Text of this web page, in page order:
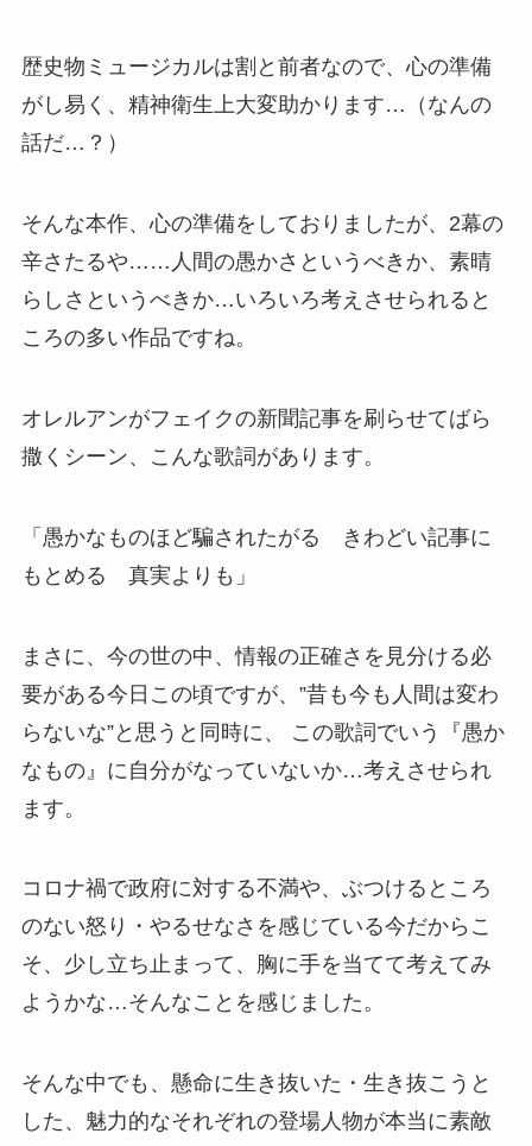
歴史物ミュージカルは割と前者なので、心の準備
がし易く、精神衛生上大変助かります…（なんの
話だ…？）
そんな本作、心の準備をしておりましたが、2幕の
辛さたるや……人間の愚かさというべきか、素晴
らしさというべきか…いろいろ考えさせられると
ころの多い作品ですね。
オレルアンがフェイクの新聞記事を刷らせてばら
撒くシーン、こんな歌詞があります。
「愚かなものほど騙されたがる きわどい記事に
もとめる 真実よりも」
まさに、今の世の中、情報の正確さを見分ける必
要がある今日この頃ですが、”昔も今も人間は変わ
らないな”と思うと同時に、 この歌詞でいう『愚か
なもの』に自分がなっていないか…考えさせられ
ます。
コロナ禍で政府に対する不満や、ぶつけるところ
のない怒り・やるせなさを感じている今だからこ
そ、少し立ち止まって、胸に手を当てて考えてみ
ようかな…そんなことを感じました。
そんな中でも、懸命に生き抜いた・生き抜こうと
した、魅力的なそれぞれの登場人物が本当に素敵